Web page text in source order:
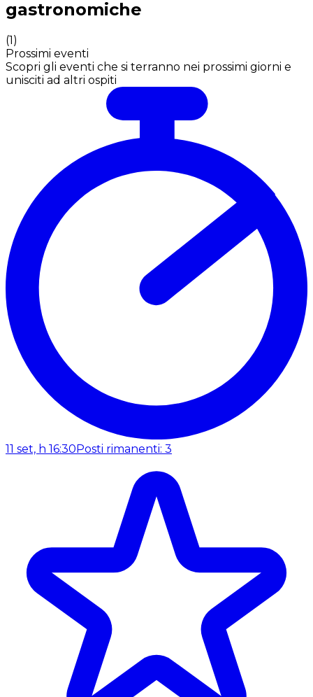
gastronomiche
(1)
Prossimi eventi
Scopri gli eventi che si terranno nei prossimi giorni e
unisciti ad altri ospiti
11 set, h 16:30 Posti rimanenti: 3